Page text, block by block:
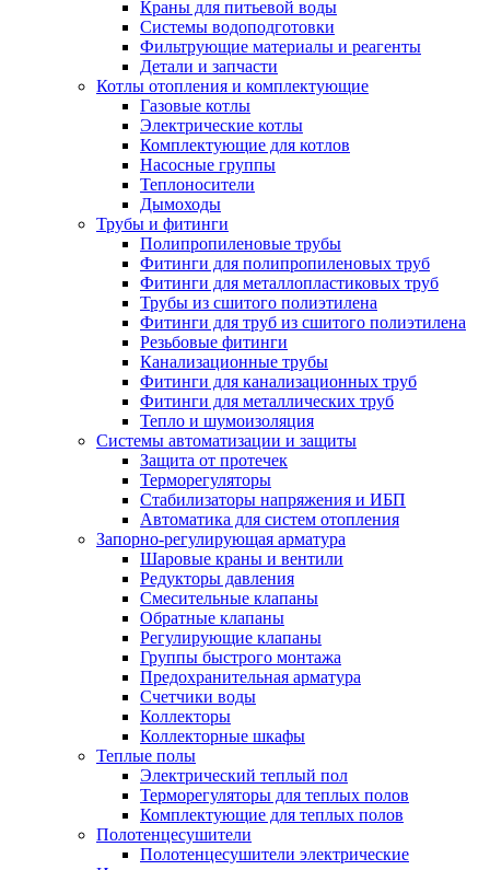
Краны для питьевой воды
Системы водоподготовки
Фильтрующие материалы и реагенты
Детали и запчасти
Котлы отопления и комплектующие
Газовые котлы
Электрические котлы
Комплектующие для котлов
Насосные группы
Теплоносители
Дымоходы
Трубы и фитинги
Полипропиленовые трубы
Фитинги для полипропиленовых труб
Фитинги для металлопластиковых труб
Трубы из сшитого полиэтилена
Фитинги для труб из сшитого полиэтилена
Резьбовые фитинги
Канализационные трубы
Фитинги для канализационных труб
Фитинги для металлических труб
Тепло и шумоизоляция
Системы автоматизации и защиты
Защита от протечек
Терморегуляторы
Стабилизаторы напряжения и ИБП
Автоматика для систем отопления
Запорно-регулирующая арматура
Шаровые краны и вентили
Редукторы давления
Смесительные клапаны
Обратные клапаны
Регулирующие клапаны
Группы быстрого монтажа
Предохранительная арматура
Счетчики воды
Коллекторы
Коллекторные шкафы
Теплые полы
Электрический теплый пол
Терморегуляторы для теплых полов
Комплектующие для теплых полов
Полотенцесушители
Полотенцесушители электрические